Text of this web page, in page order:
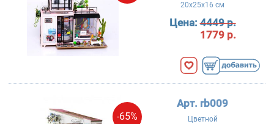
20x25x16 см
Цена:4449 р.
1779 р.
-65%
Арт. rb009
Цветной